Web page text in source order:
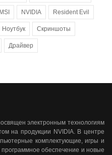
MSI NVIDIA Resident Evil
Ноутбук Скриншоты
Драйвер
электронным технологиям
на продукции NVIDIA. В центре
комплектующие, игры и
обеспечение и новые